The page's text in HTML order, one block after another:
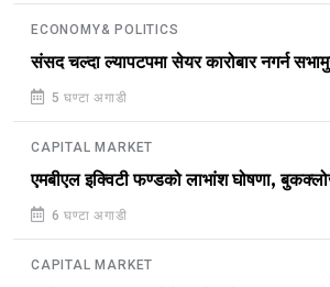
ECONOMY& POLITICS
संसद चल्दा ल्यापटपमा सेयर कारोबार नगर्न
5 घण्टा अगाडी
CAPITAL MARKET
एमबीएल इक्विटी फण्डको लाभांश घोषणा,
6 घण्टा अगाडी
CAPITAL MARKET